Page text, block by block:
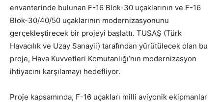
envanterinde bulunan F-16 Blok-30 uçaklarının ve F-16
Blok-30/40/50 uçaklarının modernizasyonunu
gerçekleştirecek bir projeyi başlattı. TUSAŞ (Türk
Havacılık ve Uzay Sanayii) tarafından yürütülecek olan bu
proje, Hava Kuvvetleri Komutanlığı’nın modernizasyon
ihtiyacını karşılamayı hedefliyor.
Proje kapsamında, F-16 uçakları milli aviyonik ekipmanlar